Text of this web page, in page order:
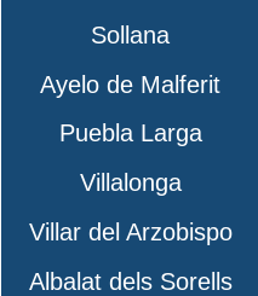
Sollana
Ayelo de Malferit
Puebla Larga
Villalonga
Villar del Arzobispo
Albalat dels Sorells